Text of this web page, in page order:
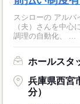
スシローの アルバイト
（夫）さんを中心に
調理の自動化、 ...
ホールスタ
兵庫県西宮
分）